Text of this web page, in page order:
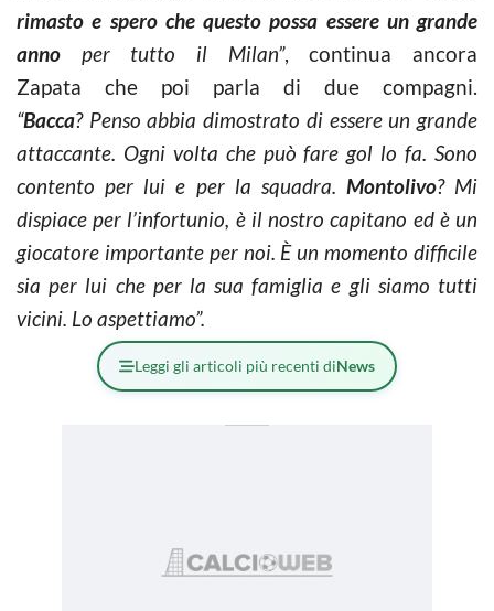
rimasto e spero che questo possa essere un grande
anno per tutto il Milan”, continua ancora
Zapata che poi parla di due compagni.
“Bacca? Penso abbia dimostrato di essere un grande
attaccante. Ogni volta che può fare gol lo fa. Sono
contento per lui e per la squadra. Montolivo? Mi
dispiace per l’infortunio, è il nostro capitano ed è un
giocatore importante per noi. È un momento difficile
sia per lui che per la sua famiglia e gli siamo tutti
vicini. Lo aspettiamo”.
Leggi gli articoli più recenti diNews